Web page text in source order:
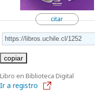
citar
copiar
Libro en Biblioteca Digital
Ir a registro